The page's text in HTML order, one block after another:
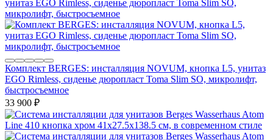
Комплект BERGES: инсталляция NOVUM, кнопка L5, унитаз
EGO Rimless, сиденье дюропласт Toma Slim SO, микролифт,
быстросъемное
33 900 ₽